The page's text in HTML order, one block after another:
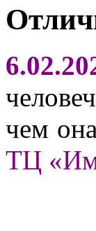
чем
ТЦ